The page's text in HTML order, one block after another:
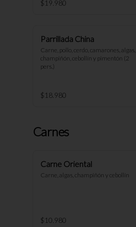
$19.980
Parrillada China
Carne, pollo, cerdo, camarones, algas,
champiñón, cebollín y pimentón (2
pers.)
$18.980
Carnes
Carne Oriental
Carne, algas, champiñón y cebollín
$10.980